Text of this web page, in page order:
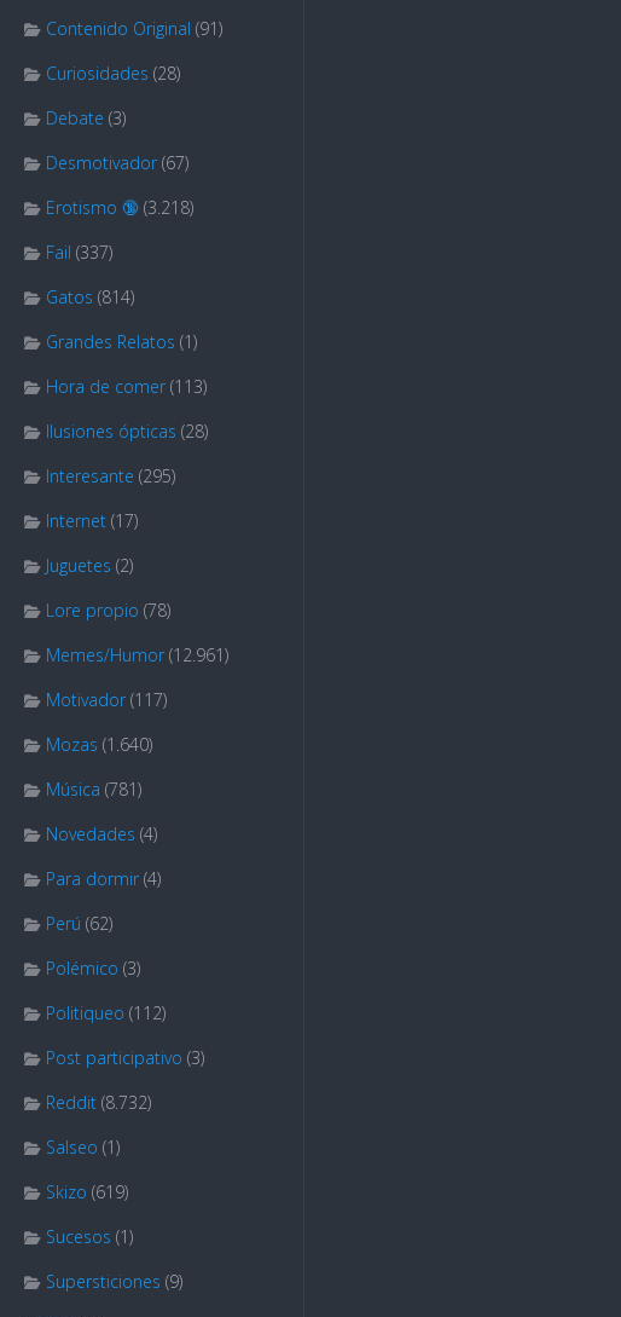
Contenido Original (91)
Curiosidades (28)
Debate (3)
Desmotivador (67)
Erotismo 🔞 (3.218)
Fail (337)
Gatos (814)
Grandes Relatos (1)
Hora de comer (113)
Ilusiones ópticas (28)
Interesante (295)
Internet (17)
Juguetes (2)
Lore propio (78)
Memes/Humor (12.961)
Motivador (117)
Mozas (1.640)
Música (781)
Novedades (4)
Para dormir (4)
Perú (62)
Polémico (3)
Politiqueo (112)
Post participativo (3)
Reddit (8.732)
Salseo (1)
Skizo (619)
Sucesos (1)
Supersticiones (9)